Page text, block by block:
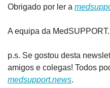
Obrigado por ler a
A equipa da MedSUPPORT.
p.s. Se gostou desta
medsupport.news.